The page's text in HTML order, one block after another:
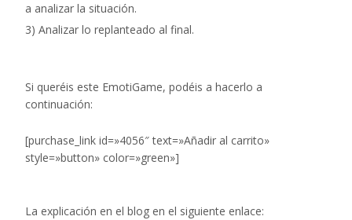
a analizar la situación.
3) Analizar lo replanteado al final.
Si queréis este EmotiGame, podéis a hacerlo a
continuación:
[purchase_link id=»4056″ text=»Añadir al carrito»
style=»button» color=»green»]
La explicación en el blog en el siguiente enlace: